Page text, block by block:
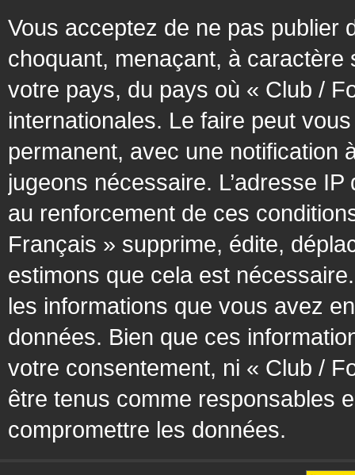
Vous acceptez de ne pas publier
choquant, menaçant, à
votre pays, du pays où « Club /
internationales. Le faire peut
permanent, avec une notification
jugeons nécessaire. L’adresse
au renforcement de ces
Français » supprime, édite,
estimons que cela est
les informations que vous avez
données. Bien que ces
votre consentement, ni « Club /
être tenus comme responsables
compromettre les données.